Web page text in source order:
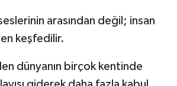
arasından değil; insan
keşfedilir.
dünyanın birçok kentinde